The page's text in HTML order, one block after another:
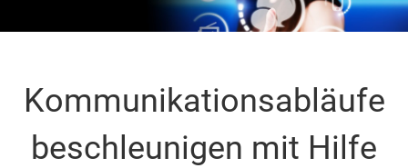
Kommunikationsabläufe
beschleunigen mit Hilfe